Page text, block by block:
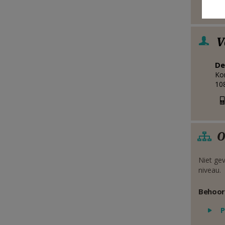
Niet
niveau.